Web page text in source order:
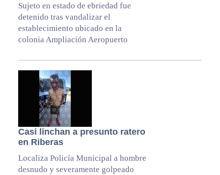
Sujeto en estado de ebriedad fue
detenido tras vandalizar el
establecimiento ubicado en la
colonia Ampliación Aeropuerto
Casi linchan a presunto ratero
en Riberas
Localiza Policía Municipal a hombre
desnudo y severamente golpeado